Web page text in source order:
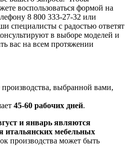
воспользоваться формой на
8 800 333-27-32 или
специалисты с радостью ответят
в выборе моделей и
вас на всем протяжении
выбранной вами,
45-60 рабочих дней.
и январь являются
итальянских мебельных
производства может быть